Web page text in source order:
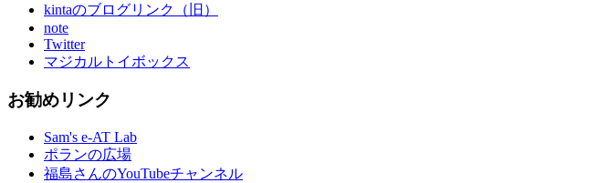
kintaのブログリンク（旧）
note
Twitter
マジカルトイボックス
お勧めリンク
Sam's e-AT Lab
ポランの広場
福島さんのYouTubeチャンネル